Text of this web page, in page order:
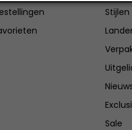
Stijlen
Sale